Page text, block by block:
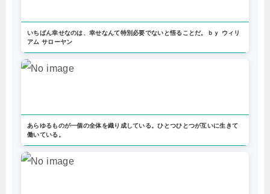
いちばん幸せなのは、幸せなんて特別必要でないと悟ることだ。ｂｙ ウィリ
アム サローヤン
あらゆるものが一個の全体を織り成している。ひとつひとつが互いに生きて
働いている。